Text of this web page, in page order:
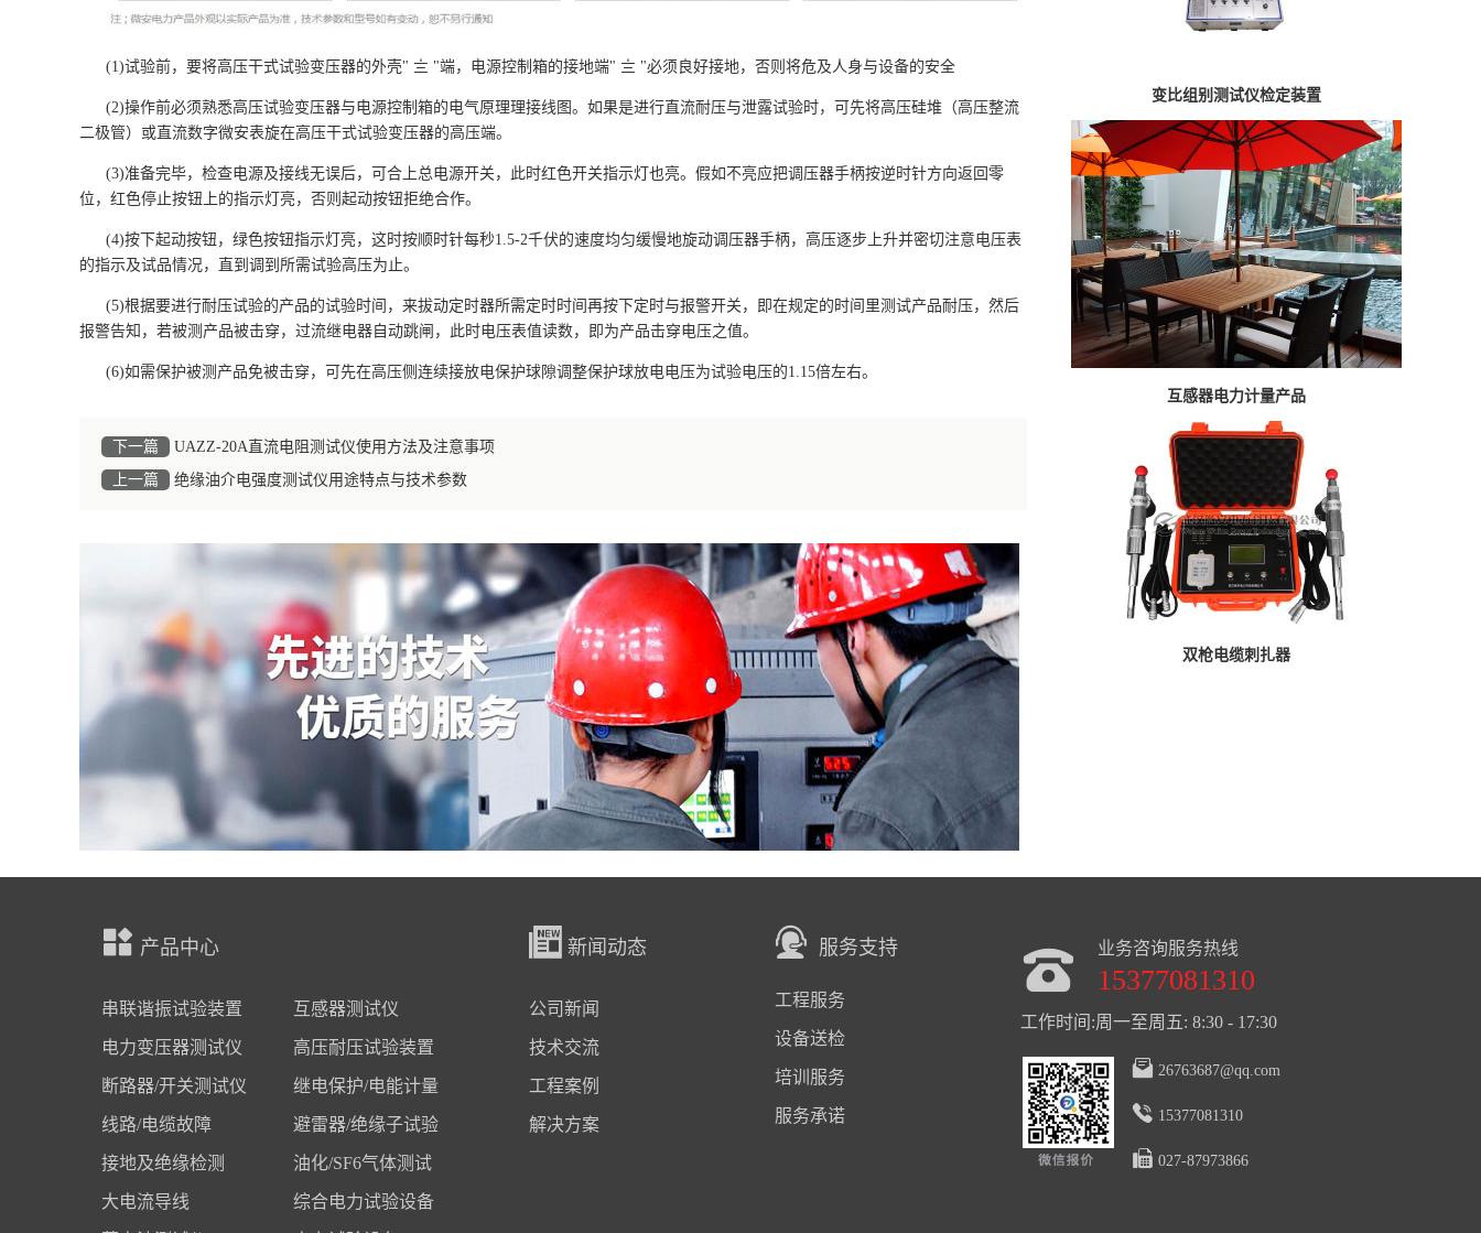
(1)试验前，要将高压干式试验变压器的外壳" 〨 "端，电源控制箱的接地端" 〨 "必须良好接地，否则将危及人身与设备的安全
(2)操作前必须熟悉高压试验变压器与电源控制箱的电气原理理接线图。如果是进行直流耐压与泄露试验时，可先将高压硅堆（高压整流
二极管）或直流数字微安表旋在高压干式试验变压器的高压端。
(3)准备完毕，检查电源及接线无误后，可合上总电源开关，此时红色开关指示灯也亮。假如不亮应把调压器手柄按逆时针方向返回零
位，红色停止按钮上的指示灯亮，否则起动按钮拒绝合作。
(4)按下起动按钮，绿色按钮指示灯亮，这时按顺时针每秒1.5-2千伏的速度均匀缓慢地旋动调压器手柄，高压逐步上升并密切注意电压表
的指示及试品情况，直到调到所需试验高压为止。
(5)根据要进行耐压试验的产品的试验时间，来拔动定时器所需定时时间再按下定时与报警开关，即在规定的时间里测试产品耐压，然后
报警告知，若被测产品被击穿，过流继电器自动跳闸，此时电压表值读数，即为产品击穿电压之值。
(6)如需保护被测产品免被击穿，可先在高压侧连续接放电保护球隙调整保护球放电电压为试验电压的1.15倍左右。
下一篇
UAZZ-20A直流电阻测试仪使用方法及注意事项
上一篇
绝缘油介电强度测试仪用途特点与技术参数
变比组别测试仪检定装置
互感器电力计量产品
双枪电缆刺扎器
产品中心
串联谐振试验装置 互感器测试仪
电力变压器测试仪 高压耐压试验装置
断路器/开关测试仪 继电保护/电能计量
线路/电缆故障 避雷器/绝缘子试验
接地及绝缘检测 油化/SF6气体测试
大电流导线 综合电力试验设备
新闻动态
公司新闻
技术交流
工程案例
解决方案
服务支持
工程服务
设备送检
培训服务
服务承诺
业务咨询服务热线
15377081310
工作时间:周一至周五: 8:30 - 17:30
26763687@qq.com
15377081310
027-87973866